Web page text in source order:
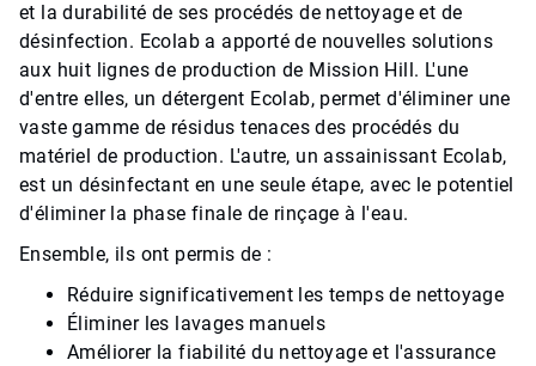
et la durabilité de ses procédés de nettoyage et de
désinfection. Ecolab a apporté de nouvelles solutions
aux huit lignes de production de Mission Hill. L'une
d'entre elles, un détergent Ecolab, permet d'éliminer une
vaste gamme de résidus tenaces des procédés du
matériel de production. L'autre, un assainissant Ecolab,
est un désinfectant en une seule étape, avec le potentiel
d'éliminer la phase finale de rinçage à l'eau.
Ensemble, ils ont permis de :
Réduire significativement les temps de nettoyage
Éliminer les lavages manuels
Améliorer la fiabilité du nettoyage et l'assurance